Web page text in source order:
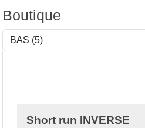
Boutique
Short run INVERSE